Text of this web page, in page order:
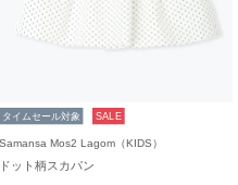
タイムセール対象 SALE
Samansa Mos2 Lagom（KIDS）
ドット柄スカパン